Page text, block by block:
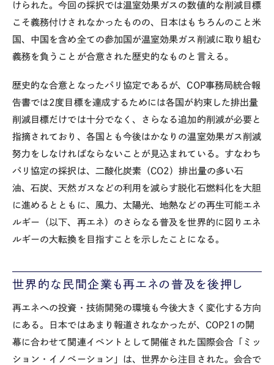
けられた。今回の採択では温室効果ガスの数値的な削減目標
こそ義務付けされなかったものの、日本はもちろんのこと米
国、中国を含め全ての参加国が温室効果ガス削減に取り組む
義務を負うことが合意された歴史的なものと言える。
歴史的な合意となったパリ協定であるが、COP事務局統合報
告書では2度目標を達成するためには各国が約束した排出量
削減目標だけでは十分でなく、さらなる追加的削減が必要と
指摘されており、各国とも今後はかなりの温室効果ガス削減
努力をしなければならないことが見込まれている。すなわち
パリ協定の採択は、二酸化炭素（CO2）排出量の多い石
油、石炭、天然ガスなどの利用を減らす脱化石燃料化を大胆
に進めるとともに、風力、太陽光、地熱などの再生可能エネ
ルギー（以下、再エネ）のさらなる普及を世界的に図りエネ
ルギーの大転換を目指すことを示したことになる。
世界的な民間企業も再エネの普及を後押し
再エネへの投資・技術開発の環境も今後大きく変化する方向
にある。日本ではあまり報道されなかったが、COP21の開
幕に合わせて関連イベントとして開催された国際会合「ミッ
ション・イノベーション」は、世界から注目された。会合で